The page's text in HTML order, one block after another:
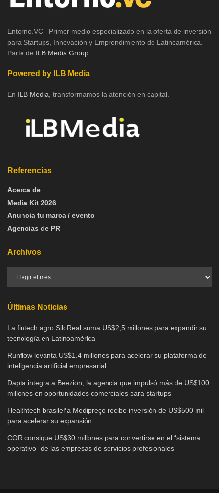
Entorno.VC: Primer medio especializado en la oferta de inversión
para Startups, Innovación y Emprendimiento de Latinoamérica.
Parte de ILB Media Group
Powered by ILB Media
En ILB Media , transformamos la atención en capital.
Referencias
Acerca de
Media Kit 2026
Anuncia tu marca / evento
Agencias de PR
Archivos
Últimas Noticias
La fintech agro SiloReal suma US$2,5 millones para expandir su
tecnología en Latinoamérica
Runflow levanta US$1.4 millones para acelerar su plataforma de
inteligencia artificial empresarial
Dapta integra a Beezion, la agencia que impulsó más de US$100
millones en oportunidades comerciales para startups
Healthtech brasileña Medipreço recibe inversión de US$500 mil
para acelerar su expansión
COR consigue US$30 millones para convertirse en el “sistema
operativo” de las empresas de servicios profesionales